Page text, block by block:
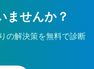
ませんか？
の解決策を無料で診断